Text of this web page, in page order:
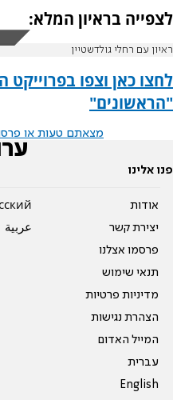
לצפייה בראיון המלא:
ראיון עם רחלי גולדשטיין
לחצו כאן וצפו בפרוייקט
"הראשונים"
מצאתם טעות או
פנו אלינו
אודות
יצירת קשר
פרסמו אצלנו
תנאי שימוש
מדיניות פרטיות
הצהרת נגישות
המייל האדום
עברית
English
عربية